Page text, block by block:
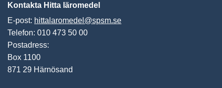
Kontakta Hitta läromedel
E-post: hittalaromedel@spsm.se
Telefon: 010 473 50 00
Postadress:
Box 1100
871 29 Härnösand